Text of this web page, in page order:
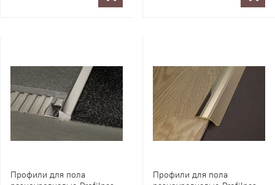
Профили для пола
Профили для пола